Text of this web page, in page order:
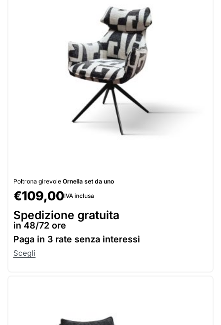
Poltrona girevole Ornella set da uno
€109,00IVA inclusa
Spedizione gratuita
in 48/72 ore
Paga in 3 rate senza interessi
Scegli